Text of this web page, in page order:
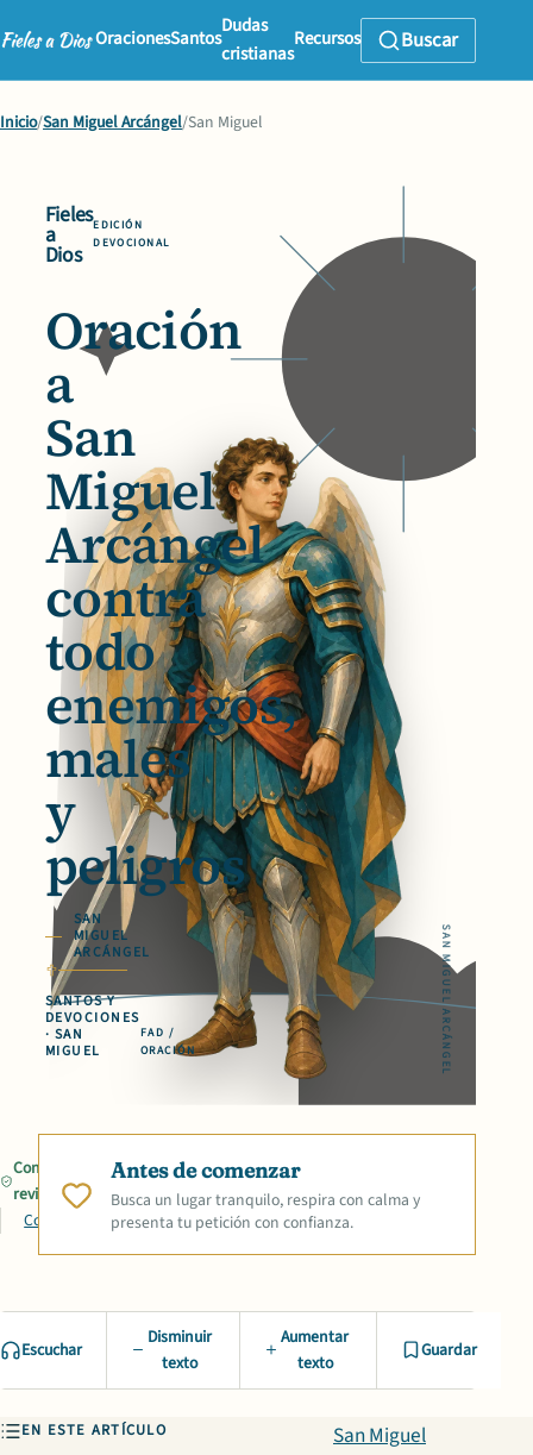
OracionesSantos
Dudas
cristianas
Recursos Buscar
Inicio/San Miguel Arcángel/San Miguel
Fieles
a
Dios
EDICIÓN
DEVOCIONAL
Oración
a
San
Miguel
Arcángel
contra
todo
enemigos,
males
y
peligros
SAN
MIGUEL
ARCÁNGEL
SANTOS Y
DEVOCIONES
· SAN
MIGUEL
FAD /
ORACIÓN
SAN MIGUEL ARCÁNGEL
Contenido
revisado
Compartir
Antes de comenzar
Busca un lugar tranquilo, respira con calma y
presenta tu petición con confianza.
Escuchar
Disminuir
texto
Aumentar
texto
Guardar
EN ESTE ARTÍCULO
San Miguel